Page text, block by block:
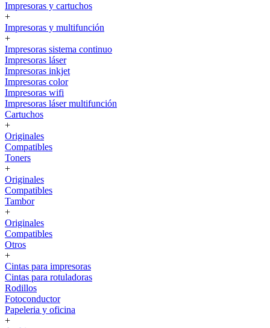
Impresoras y cartuchos
+
Impresoras y multifunción
+
Impresoras sistema continuo
Impresoras láser
Impresoras inkjet
Impresoras color
Impresoras wifi
Impresoras láser multifunción
Cartuchos
+
Originales
Compatibles
Toners
+
Originales
Compatibles
Tambor
+
Originales
Compatibles
Otros
+
Cintas para impresoras
Cintas para rotuladoras
Rodillos
Fotoconductor
Papeleria y oficina
+